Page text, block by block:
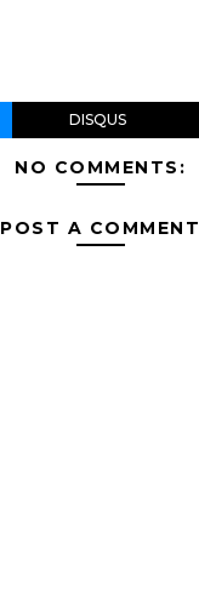
DISQUS
NO COMMENTS:
POST A COMMENT